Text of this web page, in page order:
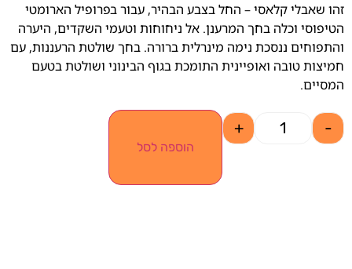
זהו שאבלי קלאסי – החל בצבע הבהיר, עבור בפרופיל הארומטי
הטיפוסי וכלה בחך המרענן. אל ניחוחות וטעמי השקדים, היערה
והתפוחים ננסכת נימה מינרלית ברורה. בחך שולטת הרעננות, עם
חמיצות טובה ואופיינית התומכת בגוף הבינוני ושולטת בטעם
המסיים.
-
+
הוספה לסל